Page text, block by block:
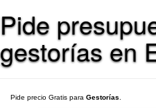
Pide
gestorías en
Pide precio Gratis para Gestorías